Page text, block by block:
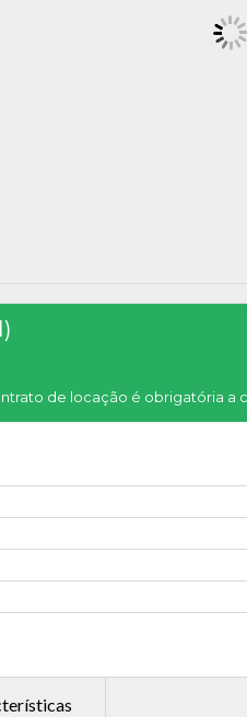
de locação é obrigatória a